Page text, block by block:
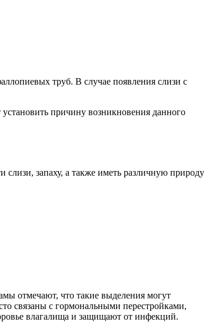
труб. В случае появления слизи с
причину возникновения данного
запаху, а также иметь различную природу
отмечают, что такие выделения могут
связаны с гормональными перестройками,
влагалища и защищают от инфекций.